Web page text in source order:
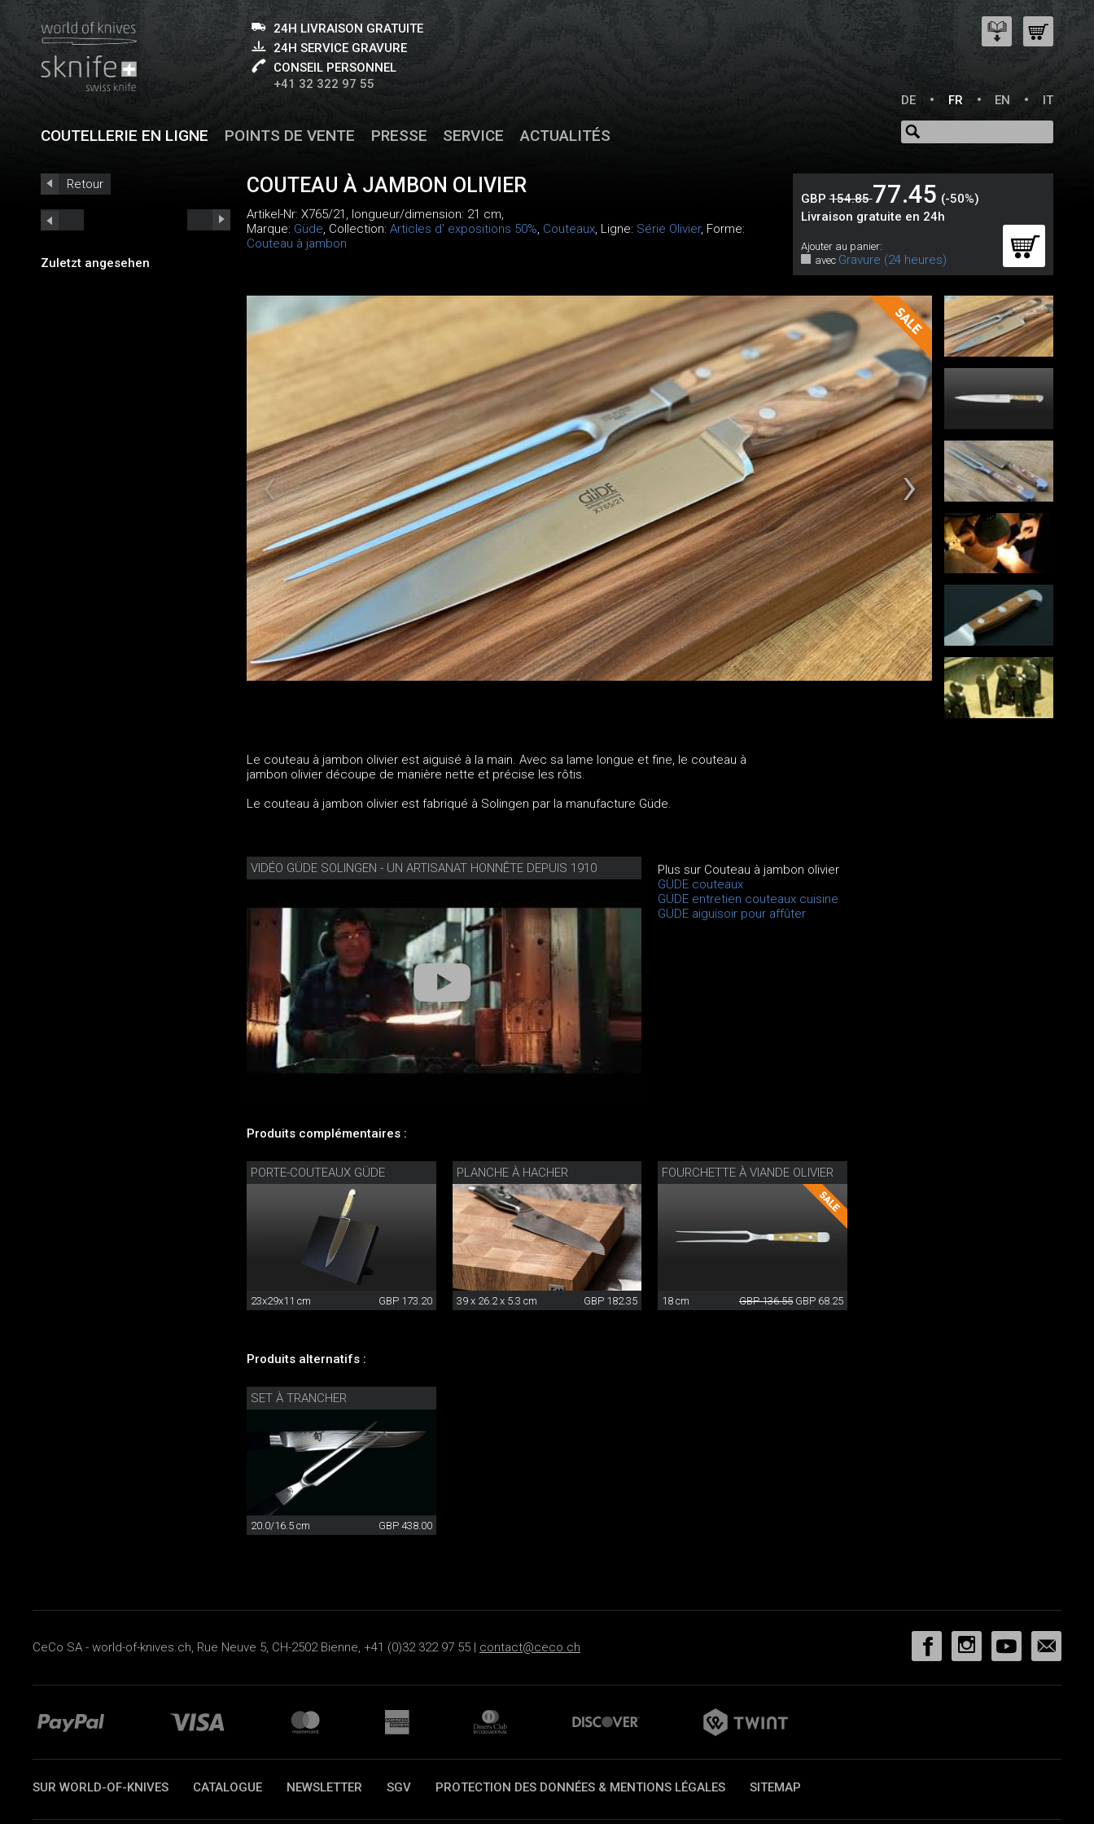
24H LIVRAISON GRATUITE
24H SERVICE GRAVURE
CONSEIL PERSONNEL
+41 32 322 97 55
DE
FR EN IT
COUTELLERIE EN LIGNE POINTS DE VENTE PRESSE SERVICE ACTUALITÉS
Retour
Zuletzt angesehen
COUTEAU À JAMBON OLIVIER
Artikel-Nr: X765/21 , longueur/dimension: 21 cm,
Marque: Güde, Collection: Articles d' expositions 50%, Couteaux, Ligne: Série Olivier, Forme:
Couteau à jambon
GBP154.8577.45 (-50%)
Livraison gratuite en 24h
Ajouter au panier:
avec Gravure (24 heures)
Le couteau à jambon olivier est aiguisé à la main. Avec sa lame longue et fine, le couteau à
jambon olivier découpe de manière nette et précise les rôtis.
Le couteau à jambon olivier est fabriqué à Solingen par la manufacture Güde.
VIDÉO GÜDE SOLINGEN - UN ARTISANAT HONNÊTE DEPUIS 1910
Plus sur Couteau à jambon olivier
GÜDE couteaux
GÜDE entretien couteaux cuisine
GÜDE aiguisoir pour affûter
Produits complémentaires :
PORTE-COUTEAUX GÜDE
23x29x11 cm GBP 173.20
PLANCHE À HACHER
39 x 26.2 x 5.3 cm GBP 182.35
FOURCHETTE À VIANDE OLIVIER
18 cm GBP 136.55 GBP 68.25
Produits alternatifs :
SET À TRANCHER
20.0/16.5 cm GBP 438.00
CeCo SA - world-of-knives.ch, Rue Neuve 5, CH-2502 Bienne, +41 (0)32 322 97 55 | contact@ceco.ch
SUR WORLD-OF-KNIVES CATALOGUE NEWSLETTER SGV PROTECTION DES DONNÉES & MENTIONS LÉGALES SITEMAP